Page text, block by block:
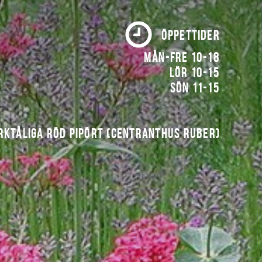
ÖPPETTIDER
Mån-fre 10-18
Lör 10-15
Sön 11-15
röd pipört (Centranthus ruber)